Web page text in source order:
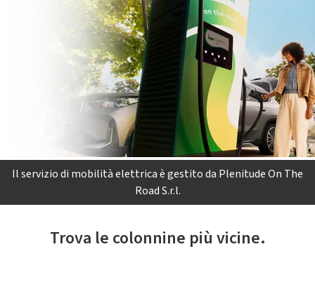
Il servizio di mobilità elettrica è gestito da Plenitude On The
Road S.r.l.
Trova le colonnine più vicine.